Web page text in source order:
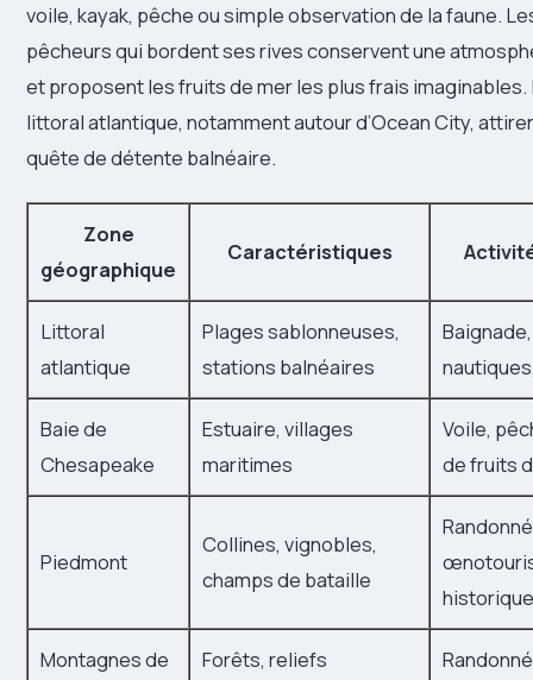
voile, kayak, pêche ou simple observation de la faune.
pêcheurs qui bordent ses rives conservent une
et proposent les fruits de mer les plus frais imaginables.
littoral atlantique, notamment autour d’Ocean City,
quête de détente balnéaire.
Zone
géographique
Caractéristiques
Littoral
atlantique
Plages sablonneuses,
stations balnéaires
Baie de
Chesapeake
Estuaire, villages
maritimes
Voile,
de fruits
Piedmont
Collines, vignobles,
champs de bataille
Montagnes de
Forêts, reliefs